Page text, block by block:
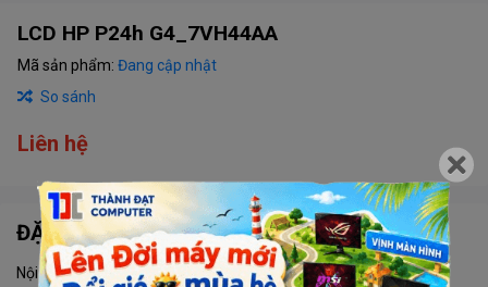
LCD HP P24h G4_7VH44AA
Mã sản phẩm: Đang cập nhật
So sánh
Liên hệ
ĐẶC ĐIỂM NỔI BẬT
Nội dung đang được cập nhật